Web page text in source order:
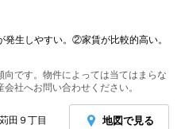
生しやすい。②家賃が比較的高い。
です。物件によっては当てはまらな
社へお問い合わせください。
田９丁目 地図で見る